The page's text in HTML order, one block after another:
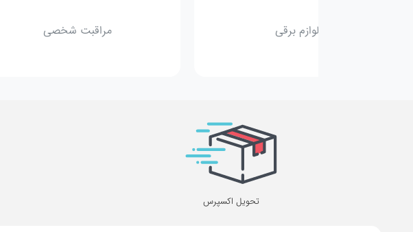
تحویل اکسپرس